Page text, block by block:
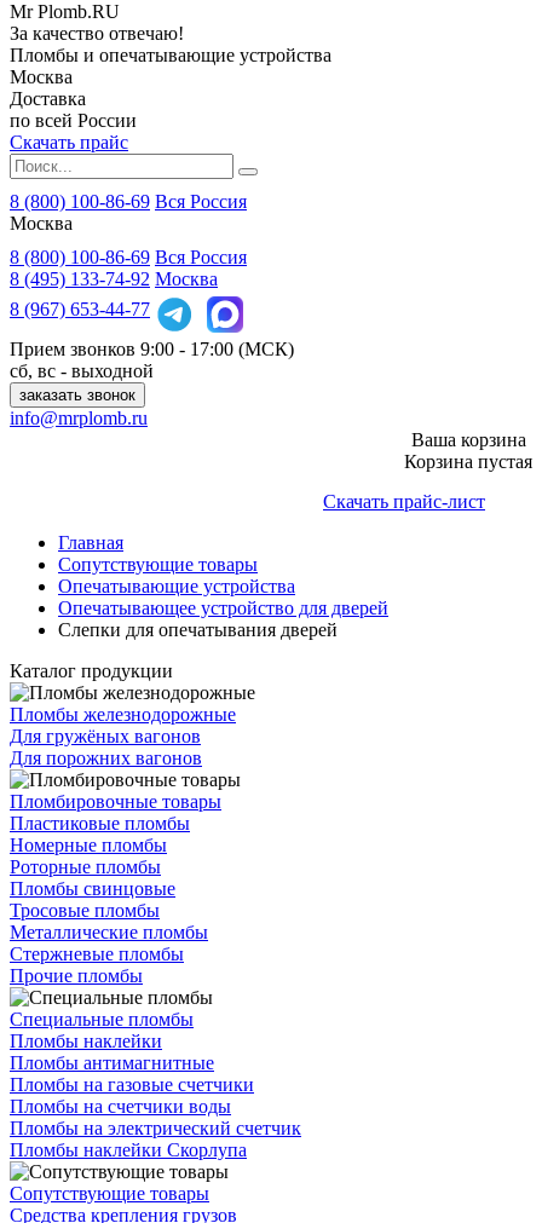
MrPlomb.RU
За качество отвечаю!
Пломбы и опечатывающие устройства
Москва
Доставка
по всей России
Скачать прайс
8 (800) 100-86-69 Вся Россия
Москва
8 (800) 100-86-69 Вся Россия
8 (495) 133-74-92 Москва
8 (967) 653-44-77
Прием звонков 9:00 - 17:00 (МСК)
сб, вс - выходной
заказать звонок
info@mrplomb.ru
Ваша корзина
Корзина пустая
Скачать прайс-лист
Главная
Сопутствующие товары
Опечатывающие устройства
Опечатывающее устройство для дверей
Слепки для опечатывания дверей
Каталог продукции
Пломбы железнодорожные
Для гружёных вагонов
Для порожних вагонов
Пломбировочные товары
Пластиковые пломбы
Номерные пломбы
Роторные пломбы
Пломбы свинцовые
Тросовые пломбы
Металлические пломбы
Стержневые пломбы
Прочие пломбы
Специальные пломбы
Пломбы наклейки
Пломбы антимагнитные
Пломбы на газовые счетчики
Пломбы на счетчики воды
Пломбы на электрический счетчик
Пломбы наклейки Скорлупа
Сопутствующие товары
Средства крепления грузов